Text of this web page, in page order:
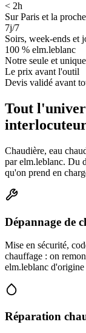
< 2h
Sur Paris et la
7j/7
Soirs, week-ends et
100 % elm.leblanc
Notre seule et
Le prix avant l'outil
Devis validé avant
Tout
Chaudière, eau
par elm.leblanc. Du
qu'on prend en
Dépannage de
Mise en sécurité,
chauffage : on
elm.leblanc
Réparation